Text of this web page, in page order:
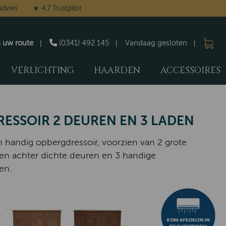
★ 4,7 Trustpilot
Vandaag gesloten
(0341) 492 145
uw route
VERLICHTING HAARDEN ACCESSOIRES
2 DEUREN EN 3 LADEN
handig opbergdressoir, voorzien van 2 grote
achter dichte deuren en 3 handige